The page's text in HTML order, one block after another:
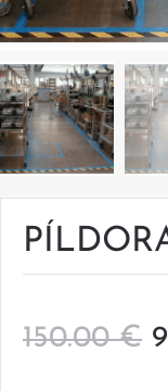
150.00€